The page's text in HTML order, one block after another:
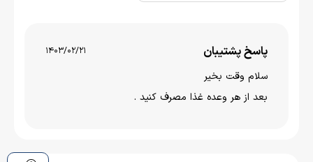
پاسخ پشتیبان 1403/02/21
سلام وقت بخیر
بعد از هر وعده غذا مصرف کنید .